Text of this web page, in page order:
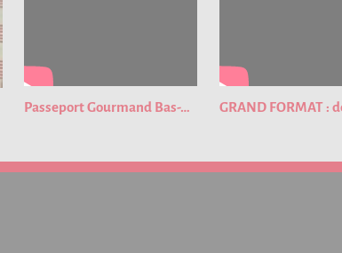
Passeport Gourmand Bas-Rhin 2023